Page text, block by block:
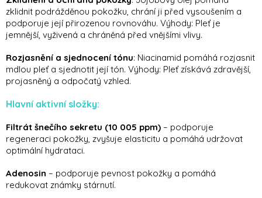
zklidnit podrážděnou pokožku, chrání ji před vysoušením a
podporuje její přirozenou rovnováhu. Výhody: Pleť je
jemnější, vyživená a chráněná před vnějšími vlivy.
Rozjasnění a sjednocení tónu: Niacinamid pomáhá rozjasnit
mdlou pleť a sjednotit její tón. Výhody: Pleť získává zdravější,
projasněný a odpočatý vzhled.
Hlavní aktivní složky:
Filtrát šnečího sekretu (10 005 ppm) – podporuje
regeneraci pokožky, zvyšuje elasticitu a pomáhá udržovat
optimální hydrataci.
Adenosin – podporuje pevnost pokožky a pomáhá
redukovat známky stárnutí.